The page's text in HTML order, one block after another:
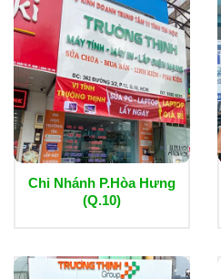
Chi Nhánh P.Hòa Hưng
(Q.10)